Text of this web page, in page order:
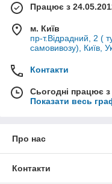
Працює з
м. Київ
пр-т.Відрадний, 2 (
самовивозу), Київ,
Контакти
Сьогодні працює
Показати весь
Про нас
Контакти